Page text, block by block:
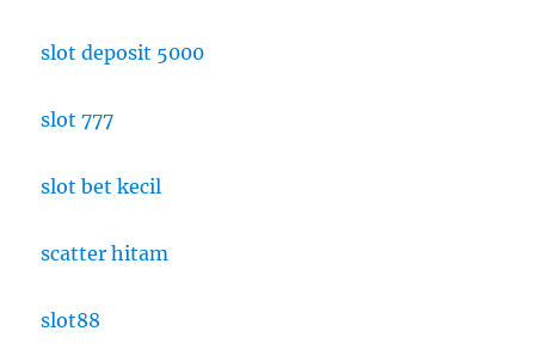
slot deposit 5000
slot 777
slot bet kecil
scatter hitam
slot88